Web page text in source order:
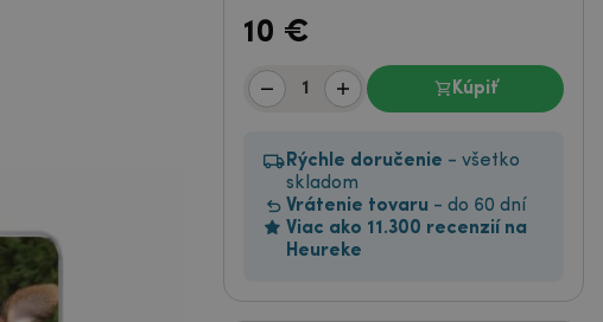
10 €
Kúpiť
Rýchle doručenie - všetko
skladom
Vrátenie tovaru - do 60 dní
Viac ako 11.300 recenzií na
Heureke